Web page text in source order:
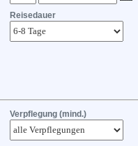
Reisedauer
Verpflegung (mind.)